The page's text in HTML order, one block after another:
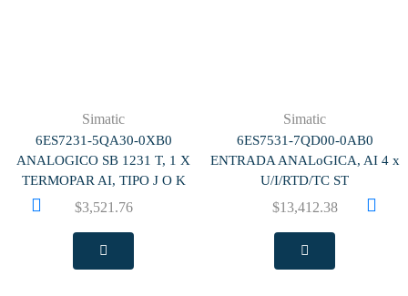
Simatic
6ES7231-5QA30-0XB0
ANALOGICO SB 1231 T, 1 X
TERMOPAR AI, TIPO J O K
$3,521.76
Simatic
6ES7531-7QD00-0AB0
ENTRADA ANALoGICA, AI 4 x
U/I/RTD/TC ST
$13,412.38